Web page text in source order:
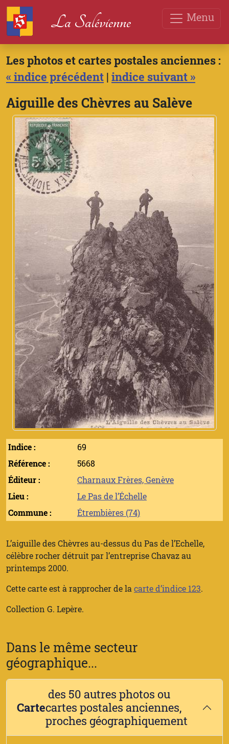
Menu
La Salévienne
Les photos et cartes postales anciennes :
« indice précédent | indice suivant »
Aiguille des Chèvres au Salève
Indice :
69
Référence :
5668
Éditeur :
Charnaux Frères, Genève
Lieu :
Le Pas de l’Échelle
Commune :
Étrembières (74)
L’aiguille des Chèvres au-dessus du Pas de l’Echelle,
célèbre rocher détruit par l’entreprise Chavaz au
printemps 2000.
Cette carte est à rapprocher de la carte d’indice 123.
Collection G. Lepère.
Dans le même secteur
géographique...
Carte
des 50 autres photos ou
cartes postales anciennes,
proches géographiquement